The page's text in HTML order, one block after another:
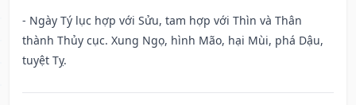
- Ngày Tý lục hợp với Sửu, tam hợp với Thìn và Thân
thành Thủy cục. Xung Ngọ, hình Mão, hại Mùi, phá Dậu,
tuyệt Tỵ.